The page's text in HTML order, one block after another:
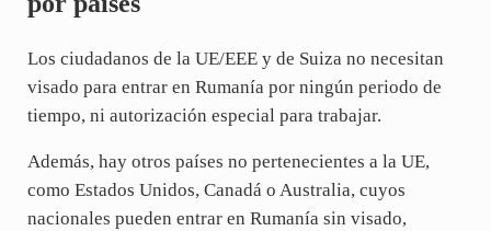
Los ciudadanos de la UE/EEE y de Suiza no necesitan
visado para entrar en Rumanía por ningún periodo de
tiempo, ni autorización especial para trabajar.
Además, hay otros países no pertenecientes a la UE,
como Estados Unidos, Canadá o Australia, cuyos
nacionales pueden entrar en Rumanía sin visado,